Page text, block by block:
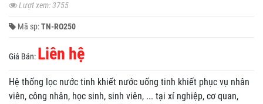
Lượt xem: 3755
Mã sp:TN-RO250
Giá Bán: Liên hệ
Hệ thống lọc nước tinh khiết nước uống tinh khiết phục vụ nhân
viên, công nhân, học sinh, sinh viên, ... tại xí nghiệp, cơ quan,